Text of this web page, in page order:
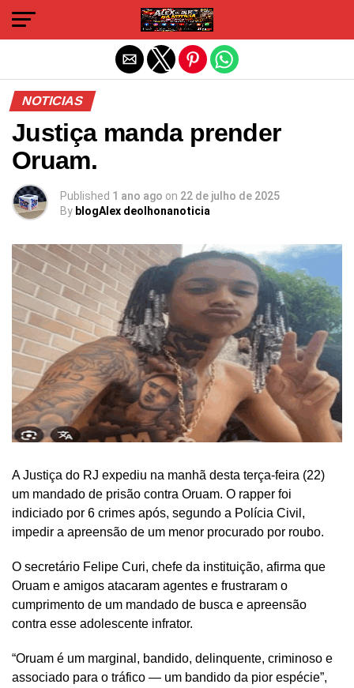
NOTICIAS
Justiça manda prender
Oruam.
Published 1 ano ago on 22 de julho de 2025
By blogAlex deolhonanoticia
A Justiça do RJ expediu na manhã desta terça-feira (22)
um mandado de prisão contra Oruam. O rapper foi
indiciado por 6 crimes após, segundo a Polícia Civil,
impedir a apreensão de um menor procurado por roubo.
O secretário Felipe Curi, chefe da instituição, afirma que
Oruam e amigos atacaram agentes e frustraram o
cumprimento de um mandado de busca e apreensão
contra esse adolescente infrator.
“Oruam é um marginal, bandido, delinquente, criminoso e
associado para o tráfico — um bandido da pior espécie”,
Sair da versão mobile